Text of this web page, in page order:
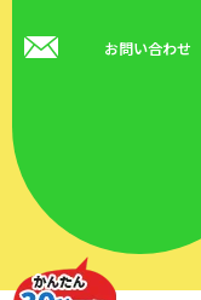
お問い合わせ